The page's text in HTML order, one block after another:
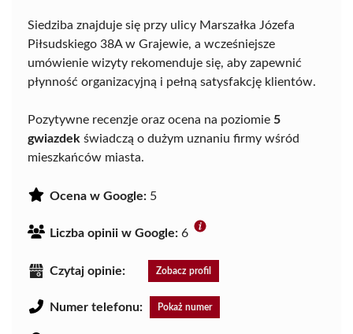
Siedziba znajduje się przy ulicy Marszałka Józefa
Piłsudskiego 38A w Grajewie, a wcześniejsze
umówienie wizyty rekomenduje się, aby zapewnić
płynność organizacyjną i pełną satysfakcję klientów.
Pozytywne recenzje oraz ocena na poziomie 5
gwiazdek świadczą o dużym uznaniu firmy wśród
mieszkańców miasta.
Ocena w Google: 5
Liczba opinii w Google: 6
Czytaj opinie: Zobacz profil
Numer telefonu: Pokaż numer